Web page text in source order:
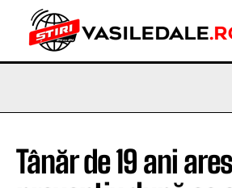
Tânăr de 19 ani